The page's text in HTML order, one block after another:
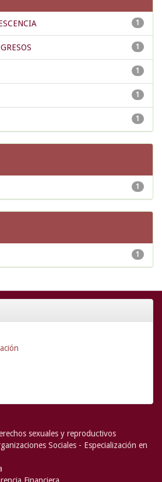
1
1
1
1
1
1
1
sexuales y reproductivos
Sociales - Especialización en